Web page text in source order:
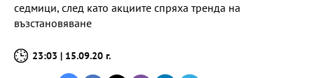
седмици, след като акциите спряха тренда на
възстановяване
23:03 | 15.09.20 г.